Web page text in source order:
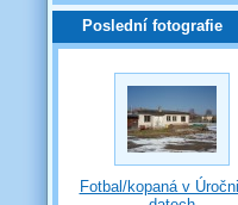
Poslední fotografie
Fotbal/kopaná v